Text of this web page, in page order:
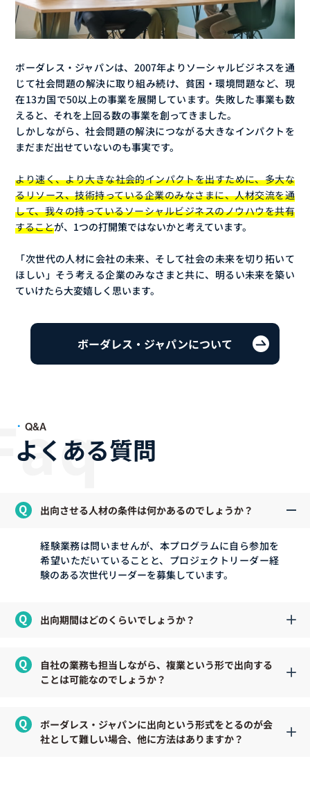
ボーダレス・ジャパンは、2007年よりソーシャルビジネスを通
じて社会問題の解決に取り組み続け、貧困・環境問題など、現
在13カ国で50以上の事業を展開しています。失敗した事業も数
えると、それを上回る数の事業を創ってきました。
しかしながら、社会問題の解決につながる大きなインパクトを
まだまだ出せていないのも事実です。
より速く、より大きな社会的インパクトを出すために、多大な
るリソース、技術持っている企業のみなさまに、人材交流を通
して、我々の持っているソーシャルビジネスのノウハウを共有
することが、1つの打開策ではないかと考えています。
「次世代の人材に会社の未来、そして社会の未来を切り拓いて
ほしい」そう考える企業のみなさまと共に、明るい未来を築い
ていけたら大変嬉しく思います。
ボーダレス・ジャパンについて
Q&A
よくある質問
出向させる人材の条件は何かあるのでしょうか？
経験業務は問いませんが、本プログラムに自ら参加を
希望いただいていることと、プロジェクトリーダー経
験のある次世代リーダーを募集しています。
出向期間はどのくらいでしょうか？
自社の業務も担当しながら、複業という形で出向する
ことは可能なのでしょうか？
ボーダレス・ジャパンに出向という形式をとるのが会
社として難しい場合、他に方法はありますか？